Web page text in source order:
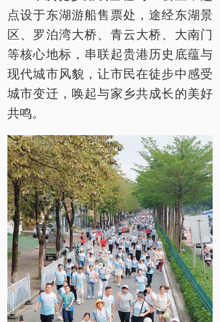
点设于东湖游船售票处，途经东湖景
区、罗泊湾大桥、青云大桥、大南门
等核心地标，串联起贵港历史底蕴与
现代城市风貌，让市民在徒步中感受
城市变迁，唤起与家乡共成长的美好
共鸣。